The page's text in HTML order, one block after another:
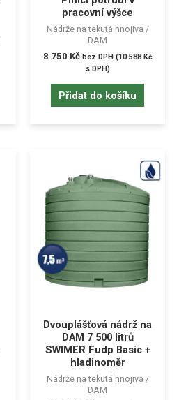
pracovní výšce
Nádrže na tekutá hnojiva /
DAM
8 750 Kč bez DPH (10 588 Kč
s DPH)
Přidat do košíku
Dvouplášťová nádrž na
DAM 7 500 litrů
SWIMER Fudp Basic +
hladinoměr
Nádrže na tekutá hnojiva /
DAM